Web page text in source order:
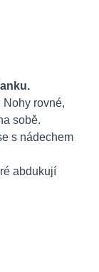
rovné,
sobě.
s nádechem
abdukují